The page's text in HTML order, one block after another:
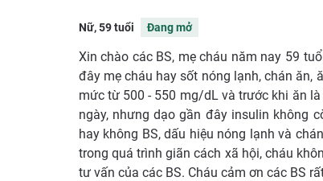
Nữ, 59 tuổi Đang mở
Xin chào các BS, mẹ cháu năm nay 59
đây mẹ cháu hay sốt nóng lạnh, chán
mức từ 500 - 550 mg/dL và trước khi ăn
ngày, nhưng dạo gần đây insulin không
hay không BS, dấu hiệu nóng lạnh và
trong quá trình giãn cách xã hội, cháu
tư vấn của các BS. Cháu cảm ơn các BS